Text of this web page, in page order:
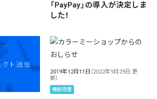
「PayPay」の導入が決定しま
した！
2019年12月11日 （2022年9月29日 更
新）
機能改善